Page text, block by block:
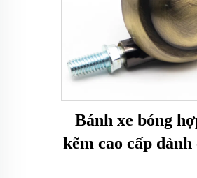
Bánh xe bóng
kẽm cao cấp dành